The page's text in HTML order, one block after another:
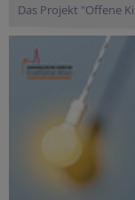
Das Projekt "Offene